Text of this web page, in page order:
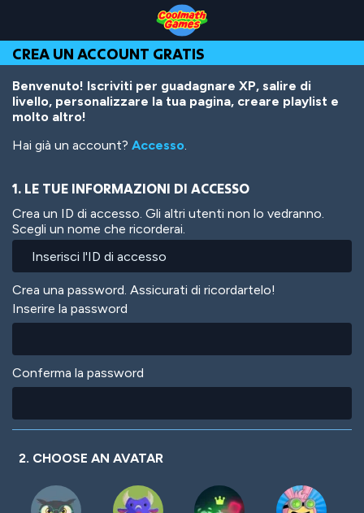
Top
of
Page
Navigation
Main
Content
Footer
contenuto
principale
CREA UN ACCOUNT GRATIS
Benvenuto! Iscriviti per guadagnare XP, salire di
livello, personalizzare la tua pagina, creare playlist e
molto altro!
Hai già un account? Accesso.
1. LE TUE INFORMAZIONI DI ACCESSO
Crea un ID di accesso. Gli altri utenti non lo vedranno.
Scegli un nome che ricorderai.
Crea una password. Assicurati di ricordartelo!
Inserire la password
Conferma la password
2. CHOOSE AN AVATAR